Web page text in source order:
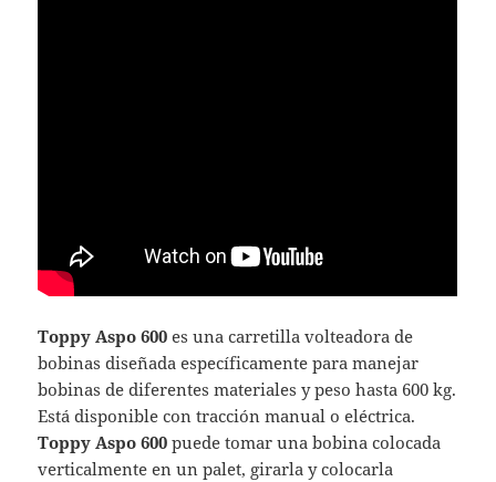
Toppy Aspo 600 es una carretilla volteadora de
bobinas diseñada específicamente para manejar
bobinas de diferentes materiales y peso hasta 600 kg.
Está disponible con tracción manual o eléctrica.
Toppy Aspo 600 puede tomar una bobina colocada
verticalmente en un palet, girarla y colocarla